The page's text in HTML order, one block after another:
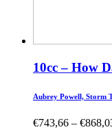
10cc – How
Aubrey Powell, Storm
€743,66 – €